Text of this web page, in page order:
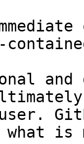
and
what